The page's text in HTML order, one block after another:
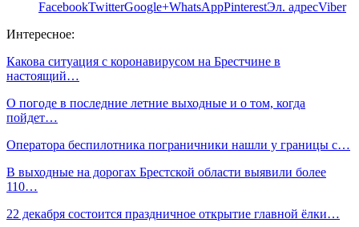
FacebookTwitterGoogle+WhatsAppPinterestЭл. адресViber
Интересное:
Какова ситуация с коронавирусом на Брестчине в
настоящий…
О погоде в последние летние выходные и о том, когда
пойдет…
Оператора беспилотника пограничники нашли у границы с…
В выходные на дорогах Брестской области выявили более
110…
22 декабря состоится праздничное открытие главной ёлки…